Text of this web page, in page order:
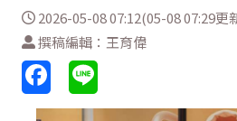
2026-05-08 07:12(05-08 07:29更
撰稿編輯：王育偉